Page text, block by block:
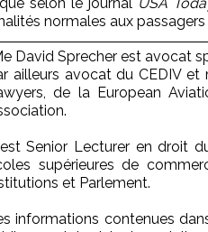
normales aux
David Sprecher est avocat
ailleurs avocat du CEDIV et
de la European
Senior Lecturer en droit
supérieures de
et Parlement.
informations contenues